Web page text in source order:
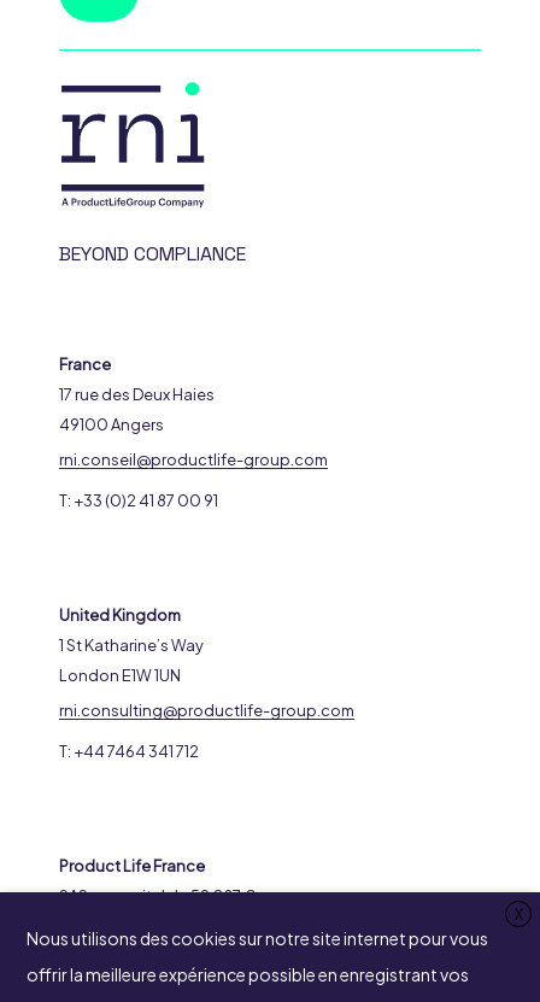
BEYOND COMPLIANCE
France
17 rue des Deux Haies
49100 Angers
rni.conseil@productlife-group.com
T: +33 (0)2 41 87 00 91
United Kingdom
1 St Katharine’s Way
London E1W 1UN
rni.consulting@productlife-group.com
T: +44 7464 341 712
Product Life France
SAS au capital de 59.287 €
92400 Courbevoie
X
Nous utilisons des cookies sur notre site internet pour vous
offrir la meilleure expérience possible en enregistrant vos